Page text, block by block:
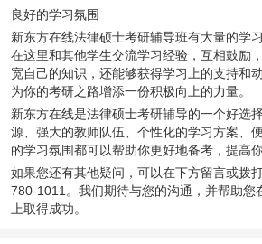
良好的学习氛围
新东方在线法律硕士考研辅导班有大量的学
在这里和其他学生交流学习经验，互相鼓励
宽自己的知识，还能够获得学习上的支持和
为你的考研之路增添一份积极向上的力量。
新东方在线是法律硕士考研辅导的一个好选
源、强大的教师队伍、个性化的学习方案、
的学习氛围都可以帮助你更好地备考，提高
如果您还有其他疑问，可以在下方留言或拨
780-1011 。我们期待与您的沟通，并帮助您
上取得成功。